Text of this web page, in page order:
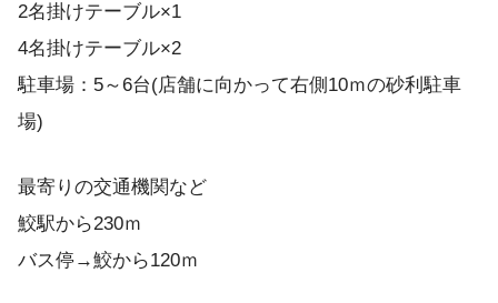
2名掛けテーブル×1
4名掛けテーブル×2
駐車場：5～6台(店舗に向かって右側10ｍの砂利駐車
場)
最寄りの交通機関など
鮫駅から230ｍ
バス停→鮫から120ｍ